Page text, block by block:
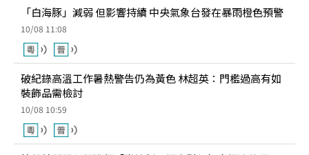
「白海豚」減弱 但影響持續 中央氣象台發在暴雨橙色預警
10/08 11:08
破紀錄高溫工作暑熱警告仍為黃色 林超英：門檻過高有如
裝飾品需檢討
10/08 10:59